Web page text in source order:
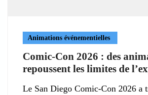
Animations événementielles
Comic-Con 2026 : des
repoussent les limites de
Le San Diego Comic-Con 2026 a